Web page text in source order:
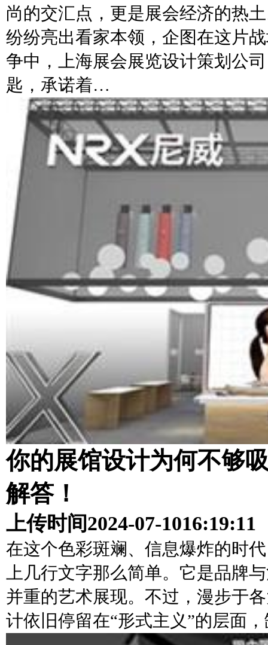
尚的交汇点，更是展会经济的热
纷纷亮出看家本领，企图在这片
争中，上海展会展览设计策划公
匙，承诺着…
你的展馆设计为何不够
解答！
上传时间2024-07-1016:19:11
在这个色彩斑斓、信息爆炸的时
上几行文字那么简单。它是品牌
并重的艺术展现。不过，漫步于
计依旧停留在“形式主义”的层面